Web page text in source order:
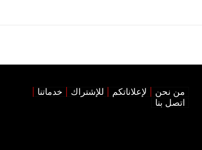
من نحن لإعلاناتكم للإشتراك
خدماتنا
اتصل بنا